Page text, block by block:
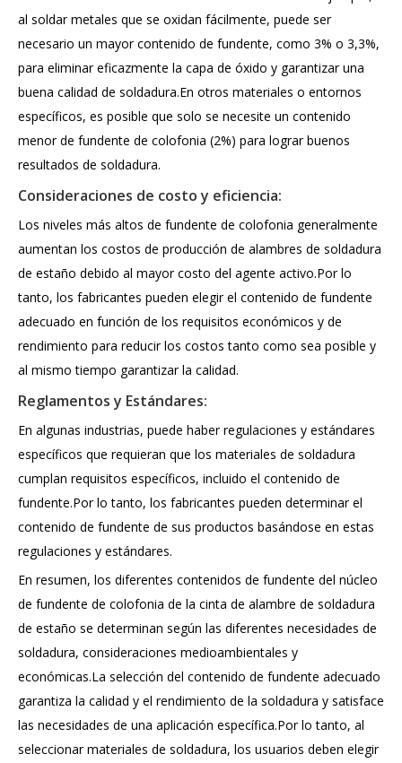
al soldar metales que se oxidan fácilmente, puede ser
necesario un mayor contenido de fundente, como 3% o 3,3%,
para eliminar eficazmente la capa de óxido y garantizar una
buena calidad de soldadura.En otros materiales o entornos
específicos, es posible que solo se necesite un contenido
menor de fundente de colofonia (2%) para lograr buenos
resultados de soldadura.
Consideraciones de costo y eficiencia:
Los niveles más altos de fundente de colofonia generalmente
aumentan los costos de producción de alambres de soldadura
de estaño debido al mayor costo del agente activo.Por lo
tanto, los fabricantes pueden elegir el contenido de fundente
adecuado en función de los requisitos económicos y de
rendimiento para reducir los costos tanto como sea posible y
al mismo tiempo garantizar la calidad.
Reglamentos y Estándares:
En algunas industrias, puede haber regulaciones y estándares
específicos que requieran que los materiales de soldadura
cumplan requisitos específicos, incluido el contenido de
fundente.Por lo tanto, los fabricantes pueden determinar el
contenido de fundente de sus productos basándose en estas
regulaciones y estándares.
En resumen, los diferentes contenidos de fundente del núcleo
de fundente de colofonia de la cinta de alambre de soldadura
de estaño se determinan según las diferentes necesidades de
soldadura, consideraciones medioambientales y
económicas.La selección del contenido de fundente adecuado
garantiza la calidad y el rendimiento de la soldadura y satisface
las necesidades de una aplicación específica.Por lo tanto, al
seleccionar materiales de soldadura, los usuarios deben elegir